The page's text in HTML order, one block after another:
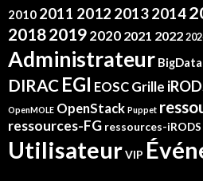
2010 2011 2012 20132014
20182019 2020 2021 2022
Administrateur BigData
DIRAC EGI EOSC Grille
OpenMOLE OpenStack Puppet
ressources-FG ressources-iRODS
UtilisateurVIP